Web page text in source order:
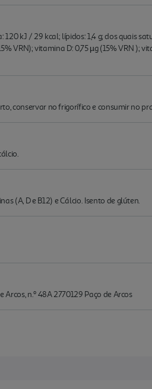
kJ / 29 kcal; lípidos: 1,4 g; dos quais
VRN); vitamina D: 0,75 µg (15% VRN );
conservar no frigorífico e consumir no
(A, D e B12) e Cálcio. Isento de glúten.
n.º 48A 2770129 Paço de Arcos